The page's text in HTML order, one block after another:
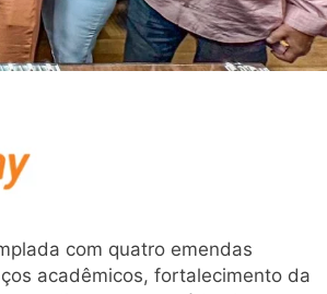
com quatro emendas
acadêmicos, fortalecimento da